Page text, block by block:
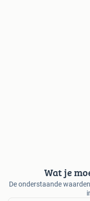
Wat je
De onderstaande